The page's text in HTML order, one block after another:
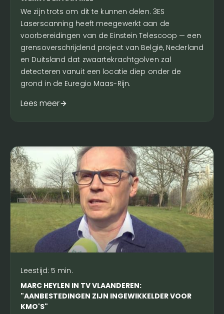
We zijn trots om dit te kunnen delen. 3ES
Laserscanning heeft meegewerkt aan de
voorbereidingen van de Einstein Telescoop — een
grensoverschrijdend project van België, Nederland
en Duitsland dat zwaartekrachtgolven zal
detecteren vanuit een locatie diep onder de
grond in de Euregio Maas-Rijn.
Lees meer
Leestijd: 5 min.
MARC HEYLEN IN TV VLAANDEREN:
"AANBESTEDINGEN ZIJN INGEWIKKELDER VOOR
KMO'S"